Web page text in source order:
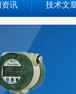
资讯 技术文